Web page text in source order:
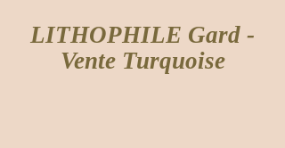
LITHOPHILE Gard -
Vente Turquoise